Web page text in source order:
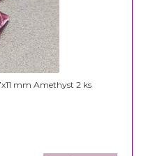
mm Amethyst 2 ks